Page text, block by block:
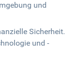
und
Sicherheit.
und -